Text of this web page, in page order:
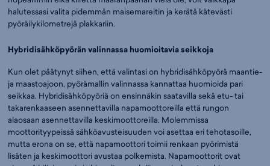
halutessasi valita pidemmän maisemareitin ja kerätä kätevästi
pyöräilykilometrejä plakkariin.
Hybridisähköpyörän valinnassa huomioitavia seikkoja
Kun olet päätynyt siihen, että valintasi on hybridisähköpyörä maantie-
ja maastoajoon, pyörämallin valinnassa kannattaa huomioida pari
seikkaa. Hybridisähköpyöriä on ensinnäkin saatavilla sekä etu- tai
takarenkaaseen asennettavilla napamoottoreilla että rungon
alaosaan asennettavilla keskimoottoreilla. Molemmissa
moottorityypeissä sähköavusteisuuden voi asettaa eri tehotasoille,
mutta erona on se, että napamoottori toimii renkaan pyörimistä
lisäten ja keskimoottori avustaa polkemista. Napamoottorit ovat